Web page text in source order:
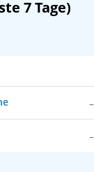
7 Tage)
–
–